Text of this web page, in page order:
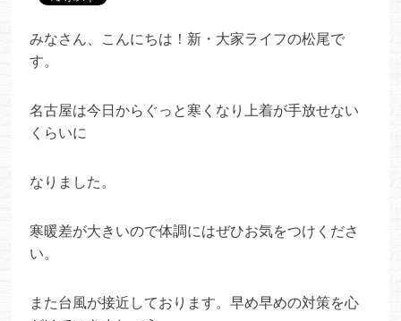
みなさん、こんにちは！新・大家ライフの松尾で
す。
名古屋は今日からぐっと寒くなり上着が手放せない
くらいに
なりました。
寒暖差が大きいので体調にはぜひお気をつけくださ
い。
また台風が接近しております。早め早めの対策を心